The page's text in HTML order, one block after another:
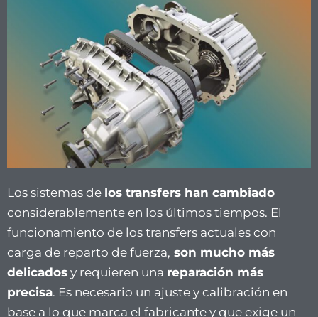
Los sistemas de los transfers han cambiado
considerablemente en los últimos tiempos. El
funcionamiento de los transfers actuales con
carga de reparto de fuerza, son mucho más
delicados y requieren una reparación más
precisa. Es necesario un ajuste y calibración en
base a lo que marca el fabricante y que exige un